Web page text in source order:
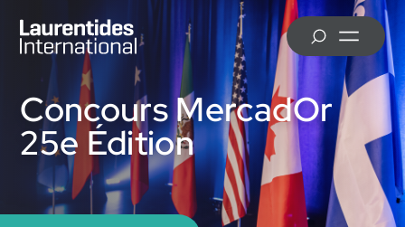
MRC d’Antoine-Labelle
MRC d’Argenteuil
Concours MercadOr
25e Édition